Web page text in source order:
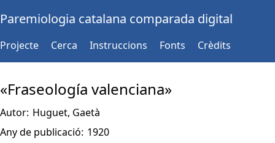
Paremiologia catalana comparada digital
Projecte Cerca Instruccions Fonts Crèdits
«Fraseología valenciana»
Autor: Huguet, Gaetà
Any de publicació: 1920